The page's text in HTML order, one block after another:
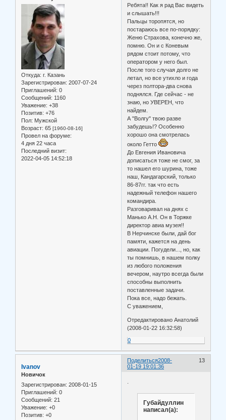
Откуда: г. Казань
Зарегистрирован: 2007-07-24
Приглашений: 0
Сообщений: 1160
Уважение: +38
Позитив: +76
Пол: Мужской
Возраст: 65 [1960-08-16]
Провел на форуме:
4 дня 22 часа
Последний визит:
2022-04-05 14:52:18
Ребята!! Как я рад Вас видеть
и слышать!!!
Пальцы торопятся, но
постараюсь все по-порядку:
Женю Страхова, конечно же,
помню. Он и с Коневым
рядом стоит потому, что
оператором у него был.
После того случая долго не
летал, но все утихло и года
через полтора-два снова
поднялся. Где сейчас - не
знаю, но УВЕРЕН, что
найдем.
А "Волгу" твою разве
забудешь!? Особенно
хорошо она смотрелась
около Гетто
До Евгения Ивановича
дописаться тоже не смог, за
то нашел его шурина, тоже
наш, Кандагарский, только
86-87гг. так что есть
надежный телефон нашего
командира.
Разговаривал на днях с
Манько А.Н. Он в Торжке
директор авиа музея!!
В Нерчинске были, дай бог
памяти, кажется на день
авиации. Погудели..., но, как
ты помнишь, в нашем полку
из любого положения
вечером, наутро всегда были
способны выполнить
поставленные задачи.
Пока все, надо бежать.
С уважением,
Отредактировано Анатолий
(2008-01-22 16:32:58)
0
Поделиться 13
2008-
01-19 19:01:36
Ivanov
Новичок
Зарегистрирован: 2008-01-15
Приглашений: 0
Сообщений: 21
Уважение: +0
Позитив: +0
Губайдуллин
написал(а):